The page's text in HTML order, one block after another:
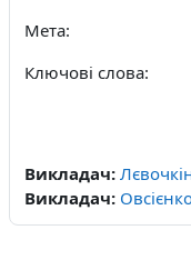
Мета:
Ключові слова:
Викладач:
Викладач: